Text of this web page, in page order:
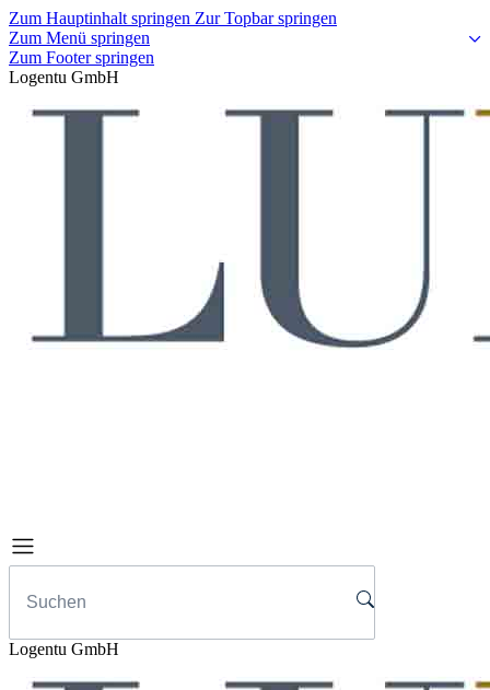
Zum Hauptinhalt springen Zur Topbar springen
Zum Menü springen
Zum Footer springen
Logentu GmbH
Logentu GmbH